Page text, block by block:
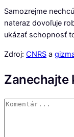
Samozrejme
nateraz dovoľuje
ukázať schopnosť
Zdroj: CNRS a
Zanechajte